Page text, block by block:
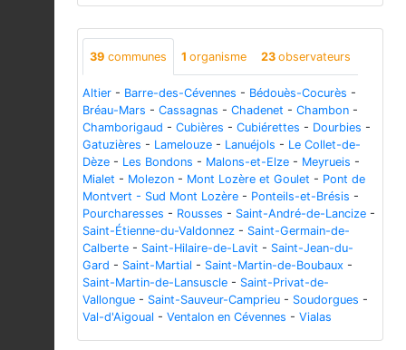
39 communes 1 organisme 23 observateurs
Altier - Barre-des-Cévennes - Bédouès-Cocurès -
Bréau-Mars - Cassagnas - Chadenet - Chambon -
Chamborigaud - Cubières - Cubiérettes - Dourbies -
Gatuzières - Lamelouze - Lanuéjols - Le Collet-de-
Dèze - Les Bondons - Malons-et-Elze - Meyrueis -
Mialet - Molezon - Mont Lozère et Goulet - Pont de
Montvert - Sud Mont Lozère - Ponteils-et-Brésis -
Pourcharesses - Rousses - Saint-André-de-Lancize -
Saint-Étienne-du-Valdonnez - Saint-Germain-de-
Calberte - Saint-Hilaire-de-Lavit - Saint-Jean-du-
Gard - Saint-Martial - Saint-Martin-de-Boubaux -
Saint-Martin-de-Lansuscle - Saint-Privat-de-
Vallongue - Saint-Sauveur-Camprieu - Soudorgues -
Val-d'Aigoual - Ventalon en Cévennes - Vialas